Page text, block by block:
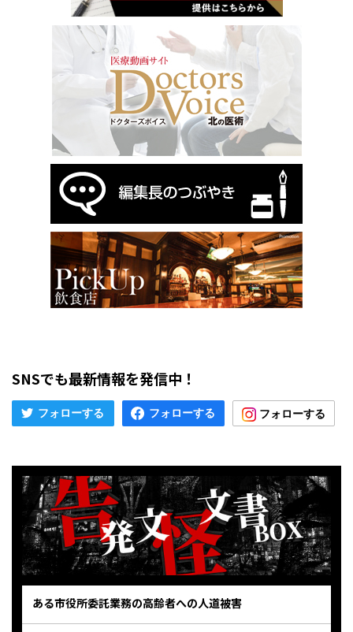
SNSでも最新情報を発信中！
ある市役所委託業務の高齢者への人道被害